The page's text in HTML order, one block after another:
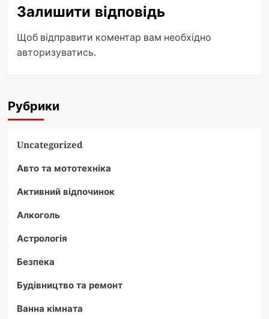
Залишити відповідь
Щоб відправити коментар вам необхідно
авторизуватись.
Рубрики
Uncategorized
Авто та мототехніка
Активний відпочинок
Алкоголь
Астрологія
Безпека
Будівництво та ремонт
Ванна кімната